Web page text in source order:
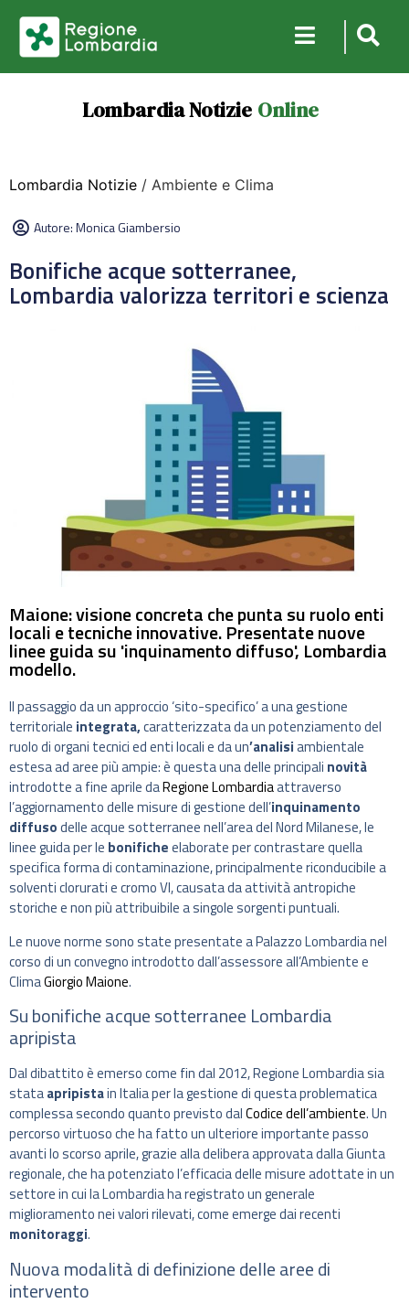
Lombardia Notizie Online
Lombardia Notizie / Ambiente e Clima
Autore:Monica Giambersio
Bonifiche acque sotterranee,
Lombardia valorizza territori e scienza
Maione: visione concreta che punta su ruolo enti
locali e tecniche innovative. Presentate nuove
linee guida su 'inquinamento diffuso', Lombardia
modello.
Il passaggio da un approccio ‘sito-specifico’ a una gestione
territoriale integrata,caratterizzata da un potenziamento del
ruolo di organi tecnici ed enti locali e da un’analisiambientale
estesa ad aree più ampie: è questa una delle principali novità
introdotte a fine aprile daRegione Lombardiaattraverso
l’aggiornamento delle misure di gestione dell’inquinamento
diffusodelle acque sotterranee nell’area del Nord Milanese, le
linee guida per le bonificheelaborate per contrastare quella
specifica forma di contaminazione, principalmente riconducibile a
solventi clorurati e cromo VI, causata da attività antropiche
storiche e non più attribuibile a singole sorgenti puntuali.
Le nuove norme sono state presentate a Palazzo Lombardia nel
corso di un convegno introdotto dall’assessore all’Ambiente e
ClimaGiorgio Maione.
Su bonifiche acque sotterranee Lombardia
apripista
Dal dibattito è emerso come fin dal 2012, Regione Lombardia sia
stataapripistain Italia per la gestione di questa problematica
complessa secondo quanto previsto dalCodice dell’ambiente. Un
percorso virtuoso che ha fatto un ulteriore importante passo
avanti lo scorso aprile, grazie alla delibera approvata dalla Giunta
regionale, che ha potenziato l’efficacia delle misure adottate in un
settore in cui la Lombardia ha registrato un generale
miglioramento nei valori rilevati, come emerge dai recenti
monitoraggi.
Nuova modalità di definizione delle aree di
intervento